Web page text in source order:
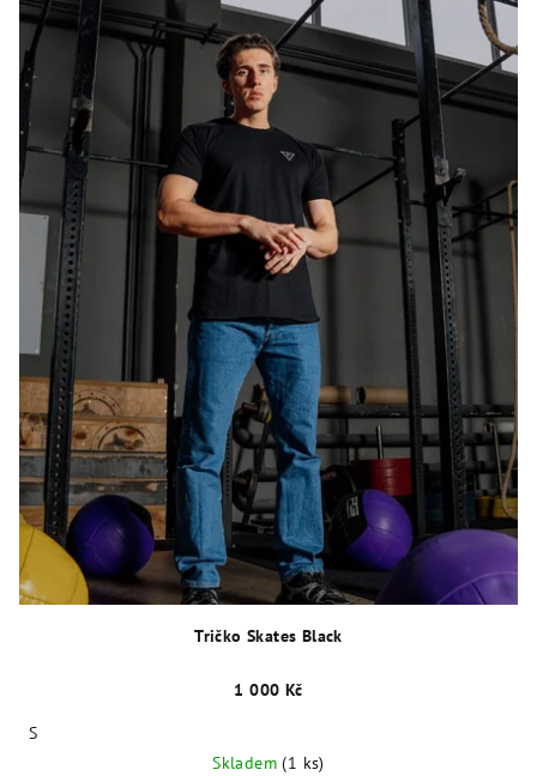
Tričko Skates Black
1 000 Kč
S
Skladem(1 ks)